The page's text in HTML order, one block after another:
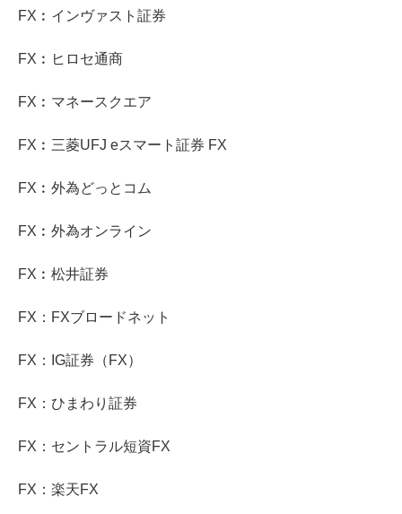
FX︰インヴァスト証券
FX︰ヒロセ通商
FX︰マネースクエア
FX︰三菱UFJ eスマート証券 FX
FX︰外為どっとコム
FX︰外為オンライン
FX︰松井証券
FX：FXブロードネット
FX：IG証券（FX）
FX：ひまわり証券
FX：セントラル短資FX
FX：楽天FX